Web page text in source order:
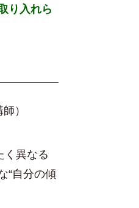
り入れら
）
く異なる
“自分の傾